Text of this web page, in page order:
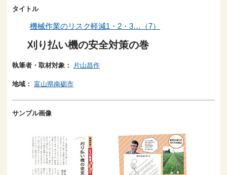
タイトル
機械作業のリスク軽減1・2・3…（7）
刈り払い機の安全対策の巻
執筆者・取材対象： 片山昌作
地域： 富山県南砺市
サンプル画像